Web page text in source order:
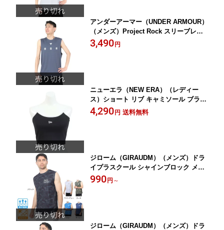
アンダーアーマー（UNDER ARMOUR）
（メンズ）Project Rock スリーブレス
シャツ 1385939 044
3,490 円
ニューエラ（NEW ERA）（レディー
ス）ショート リブ キャミソール ブラッ
ク/ホワイト 14121823
4,290 円 送料無料
ジローム（GIRAUDM）（メンズ）ドラ
イプラスクール シャインブロック メッ
シュ ノースリーブ CT4S0018-TR863-G
990 円 ～
ジローム（GIRAUDM）（メンズ）ドラ